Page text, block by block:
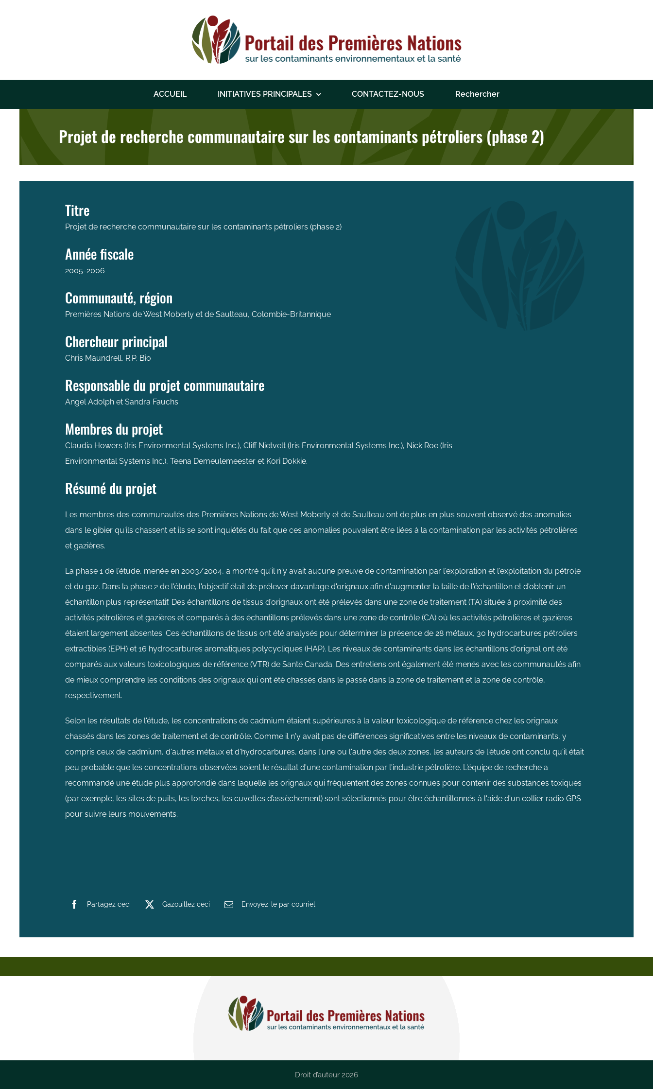
ACCUEIL INITIATIVES PRINCIPALES CONTACTEZ-NOUS Rechercher
Projet de recherche communautaire sur les contaminants pétroliers (phase 2)
Titre
Projet de recherche communautaire sur les contaminants pétroliers (phase 2)
Année fiscale
2005-2006
Communauté, région
Premières Nations de West Moberly et de Saulteau, Colombie-Britannique
Chercheur principal
Chris Maundrell, R.P. Bio
Responsable du projet communautaire
Angel Adolph et Sandra Fauchs
Membres du projet
Claudia Howers (Iris Environmental Systems Inc.), Cliff Nietvelt (Iris Environmental Systems Inc.), Nick Roe (Iris
Environmental Systems Inc.), Teena Demeulemeester et Kori Dokkie.
Résumé du projet
Les membres des communautés des Premières Nations de West Moberly et de Saulteau ont de plus en plus souvent observé des anomalies
dans le gibier qu'ils chassent et ils se sont inquiétés du fait que ces anomalies pouvaient être liées à la contamination par les activités pétrolières
et gazières.
La phase 1 de l'étude, menée en 2003/2004, a montré qu'il n'y avait aucune preuve de contamination par l'exploration et l'exploitation du pétrole
et du gaz. Dans la phase 2 de l'étude, l'objectif était de prélever davantage d'orignaux afin d'augmenter la taille de l'échantillon et d'obtenir un
échantillon plus représentatif. Des échantillons de tissus d'orignaux ont été prélevés dans une zone de traitement (TA) située à proximité des
activités pétrolières et gazières et comparés à des échantillons prélevés dans une zone de contrôle (CA) où les activités pétrolières et gazières
étaient largement absentes. Ces échantillons de tissus ont été analysés pour déterminer la présence de 28 métaux, 30 hydrocarbures pétroliers
extractibles (EPH) et 16 hydrocarbures aromatiques polycycliques (HAP). Les niveaux de contaminants dans les échantillons d'orignal ont été
comparés aux valeurs toxicologiques de référence (VTR) de Santé Canada. Des entretiens ont également été menés avec les communautés afin
de mieux comprendre les conditions des orignaux qui ont été chassés dans le passé dans la zone de traitement et la zone de contrôle,
respectivement.
Selon les résultats de l'étude, les concentrations de cadmium étaient supérieures à la valeur toxicologique de référence chez les orignaux
chassés dans les zones de traitement et de contrôle. Comme il n'y avait pas de différences significatives entre les niveaux de contaminants, y
compris ceux de cadmium, d'autres métaux et d'hydrocarbures, dans l'une ou l'autre des deux zones, les auteurs de l'étude ont conclu qu'il était
peu probable que les concentrations observées soient le résultat d'une contamination par l'industrie pétrolière. L'équipe de recherche a
recommandé une étude plus approfondie dans laquelle les orignaux qui fréquentent des zones connues pour contenir des substances toxiques
(par exemple, les sites de puits, les torches, les cuvettes d’assèchement) sont sélectionnés pour être échantillonnés à l'aide d'un collier radio GPS
pour suivre leurs mouvements.
Partagez ceci Gazouillez ceci Envoyez-le par courriel
Droit d’auteur 2026